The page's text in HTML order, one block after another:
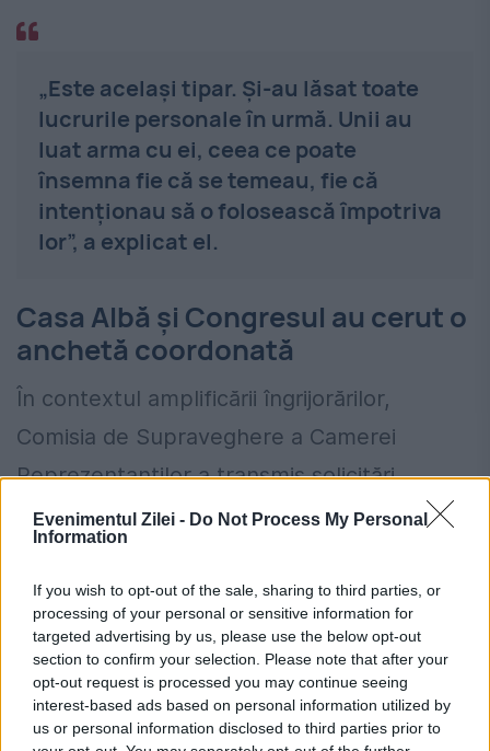
Evenimentul Zilei - Do Not Process My Personal
Information
If you wish to opt-out of the sale, sharing to third parties, or
processing of your personal or sensitive information for
targeted advertising by us, please use the below opt-out
section to confirm your selection. Please note that after your
opt-out request is processed you may continue seeing
interest-based ads based on personal information utilized by
us or personal information disclosed to third parties prior to
„Este același tipar. Și-au lăsat toate
lucrurile personale în urmă. Unii au
luat arma cu ei, ceea ce poate
însemna fie că se temeau, fie că
intenționau să o folosească împotriva
lor”, a explicat el.
Casa Albă și Congresul au cerut o
anchetă coordonată
În contextul amplificării îngrijorărilor,
Comisia de Supraveghere a Camerei
Reprezentanților a transmis solicitări
oficiale către FBI, Departamentul Energiei,
NASA și Departamentul Apărării pentru a
clarifica dacă există legături între cel puțin
zece cazuri de dispariții sau decese ale unor
cercetători conectați la programe sensibile.
La rândul său, Casa Albă a confirmat că FBI